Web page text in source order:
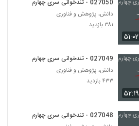
027049 - تندخوانی سری چهارم
027050 - تندخوانی سری چهارم
027051 - تندخوانی سری چهارم
۴۲۳ بازدید
۵۱:۰۲
027050 - تندخوانی سری چهارم
دانش، پژوهش و فناوری
۳۸۱ بازدید
۵۲:۱۹
027049 - تندخوانی سری چهارم
دانش، پژوهش و فناوری
۴۳۳ بازدید
027048 - تندخوانی سری چهارم